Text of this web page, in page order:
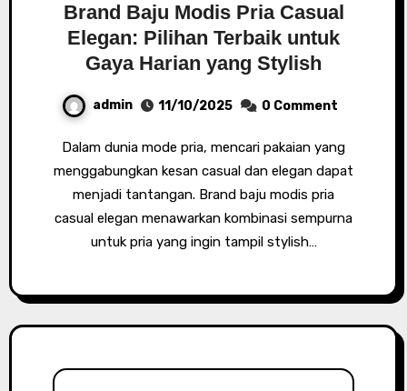
Brand Baju Modis Pria Casual
Elegan: Pilihan Terbaik untuk
Gaya Harian yang Stylish
admin 11/10/2025 0 Comment
Dalam dunia mode pria, mencari pakaian yang
menggabungkan kesan casual dan elegan dapat
menjadi tantangan. Brand baju modis pria
casual elegan menawarkan kombinasi sempurna
untuk pria yang ingin tampil stylish…